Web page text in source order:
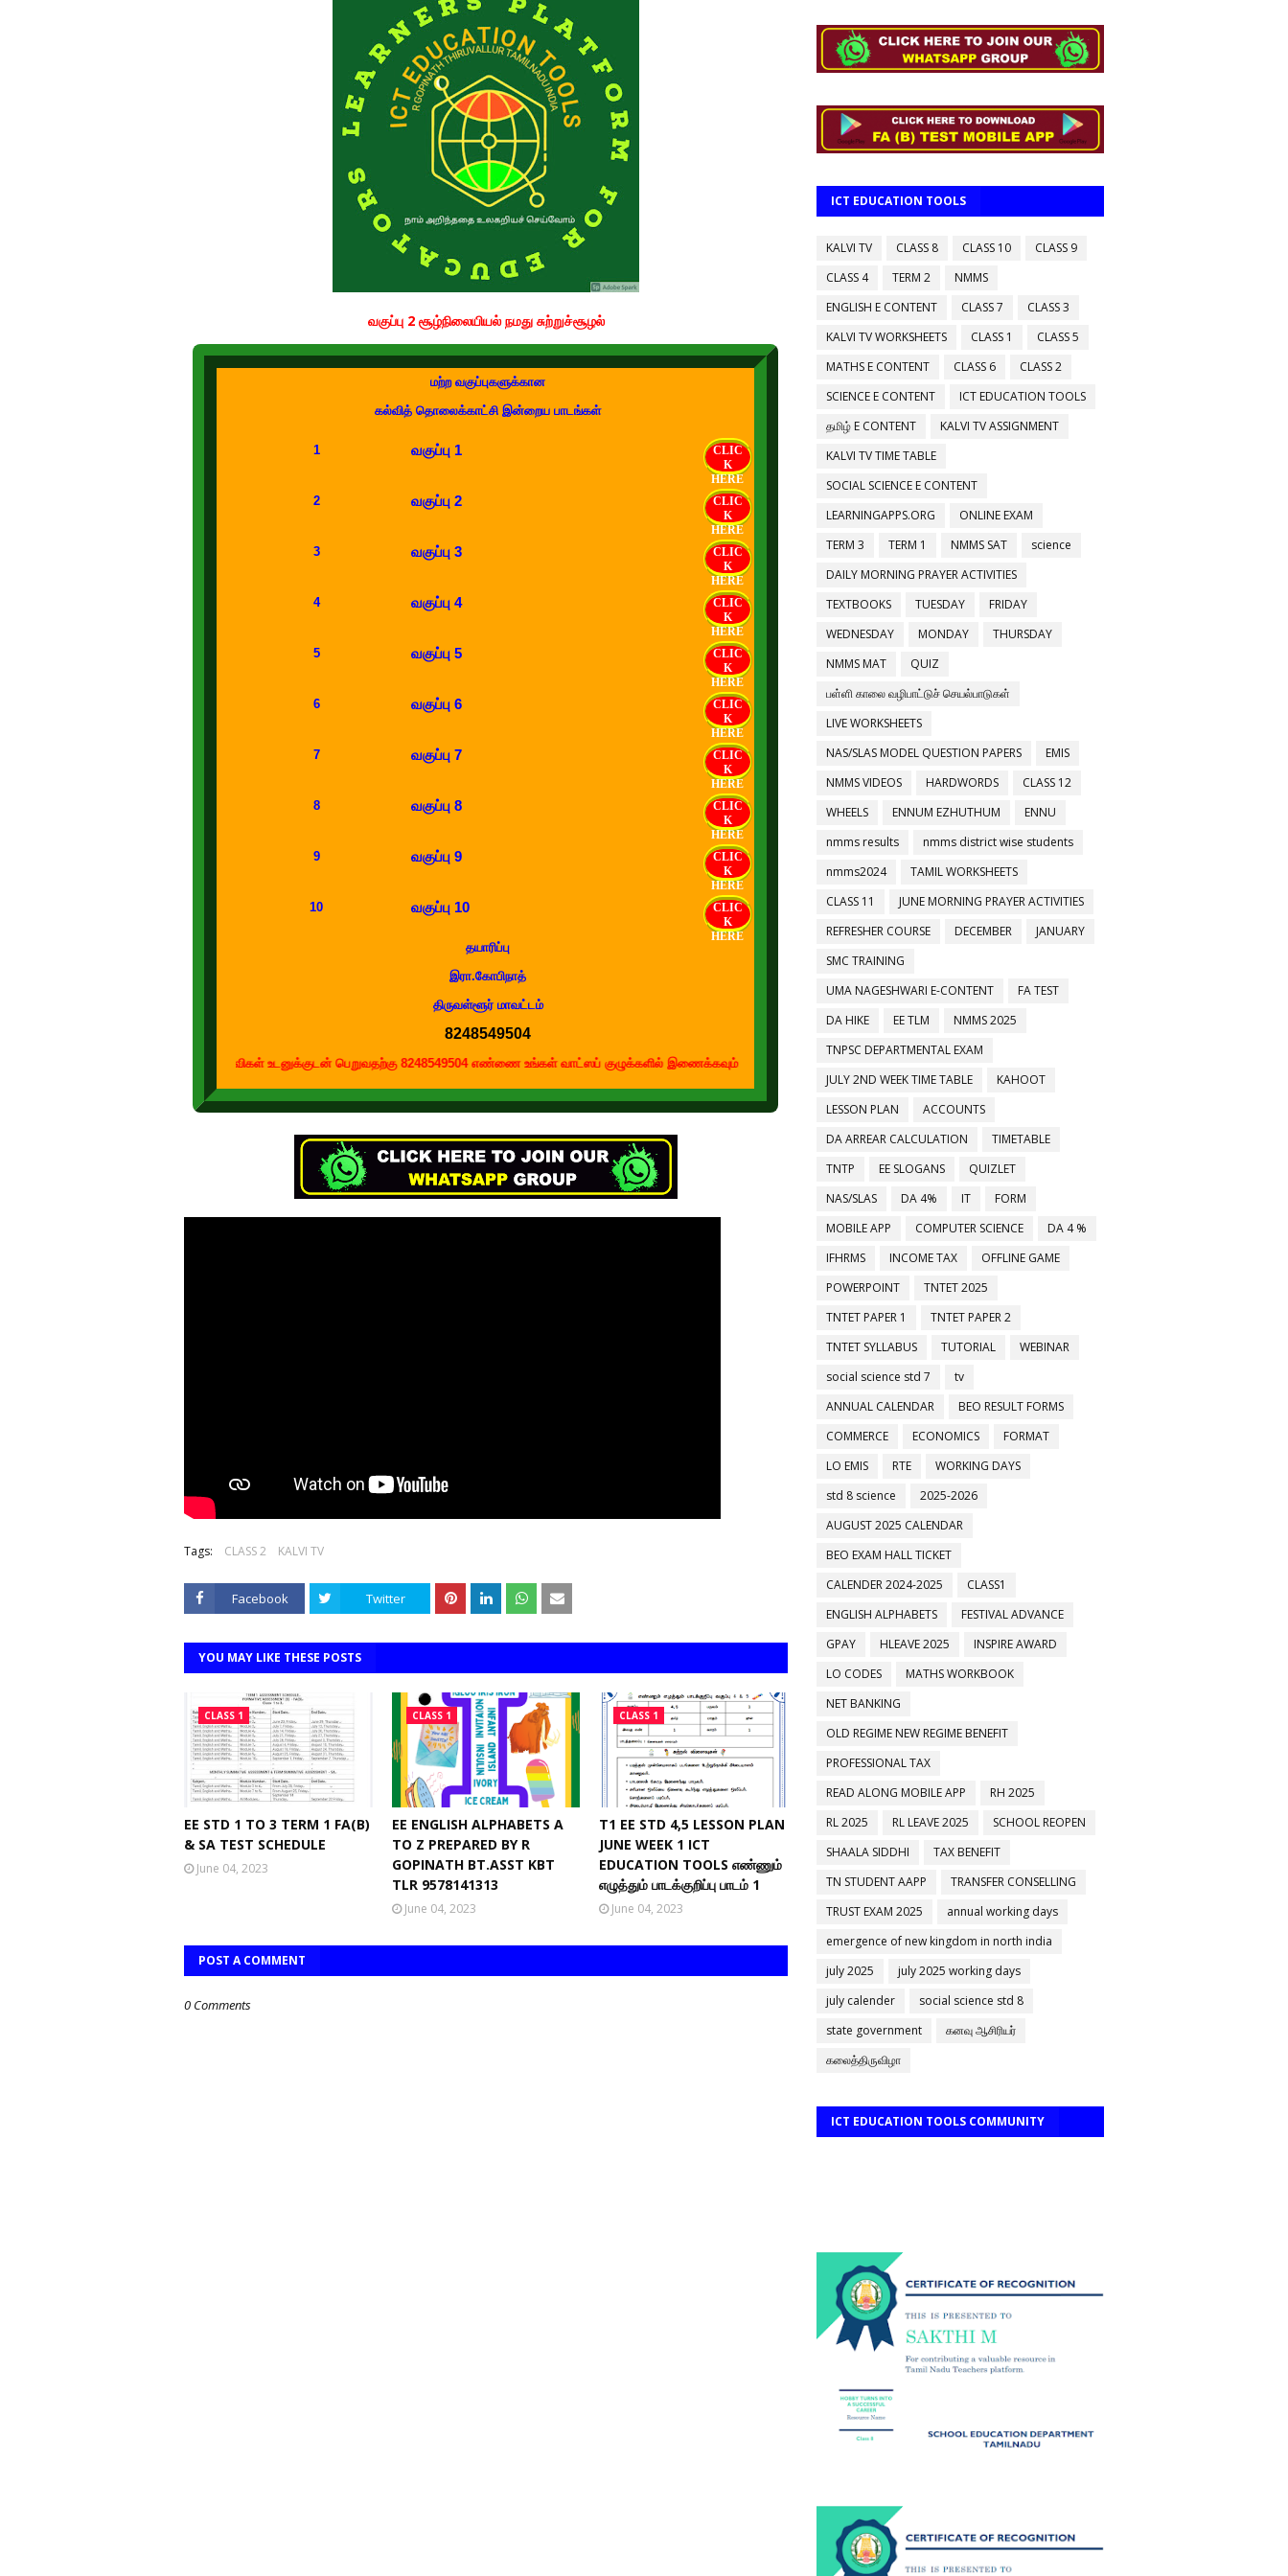
வகுப்பு 2 சூழ்நிலையியல் நமது சுற்றுச்சூழல்
மற்ற வகுப்புகளுக்கான
கல்வித் தொலைக்காட்சி இன்றைய பாடங்கள்
1 வகுப்பு 1
CLIC
K
HERE
2 வகுப்பு 2
CLIC
K
HERE
3 வகுப்பு 3
CLIC
K
HERE
4 வகுப்பு 4
CLIC
K
HERE
5 வகுப்பு 5
CLIC
K
HERE
6 வகுப்பு 6
CLIC
K
HERE
7 வகுப்பு 7
CLIC
K
HERE
8 வகுப்பு 8
CLIC
K
HERE
9 வகுப்பு 9
CLIC
K
HERE
10 வகுப்பு 10
CLIC
K
HERE
தயாரிப்பு
இரா.கோபிநாத்
திருவள்ளூர் மாவட்டம்
8248549504
கற்றல் கற்பித்தல் துணைக்கருவிகள் உடனுக்குடன் பெறுவதற்கு 8248549504 எண்ணை உங்கள் வாட்ஸப் குழுக்களில் இணைக்கவும்
Tags: CLASS 2 KALVI TV
Facebook Twitter
YOU MAY LIKE THESE POSTS
CLASS 1
EE STD 1 TO 3 TERM 1 FA(B)
& SA TEST SCHEDULE
June 04, 2023
CLASS 1
EE ENGLISH ALPHABETS A
TO Z PREPARED BY R
GOPINATH BT.ASST KBT
TLR 9578141313
June 04, 2023
CLASS 1
T1 EE STD 4,5 LESSON PLAN
JUNE WEEK 1 ICT
EDUCATION TOOLS எண்ணும்
எழுத்தும் பாடக்குறிப்பு பாடம் 1
June 04, 2023
POST A COMMENT
0 Comments
ICT EDUCATION TOOLS
KALVI TV CLASS 8 CLASS 10
CLASS 9
CLASS 4
TERM 2
NMMS
ENGLISH E CONTENT
CLASS 7
CLASS 3
KALVI TV WORKSHEETS
CLASS 1
CLASS 5
MATHS E CONTENT
CLASS 6
CLASS 2
SCIENCE E CONTENT
ICT EDUCATION TOOLS
தமிழ் E CONTENT
KALVI TV ASSIGNMENT
KALVI TV TIME TABLE
SOCIAL SCIENCE E CONTENT
LEARNINGAPPS.ORG
ONLINE EXAM
TERM 3
TERM 1 NMMS SAT
science
DAILY MORNING PRAYER ACTIVITIES
TEXTBOOKS
TUESDAY
FRIDAY
WEDNESDAY
MONDAY
THURSDAY
NMMS MAT
QUIZ
பள்ளி காலை வழிபாட்டுச் செயல்பாடுகள்
LIVE WORKSHEETS
NAS/SLAS MODEL QUESTION PAPERS
EMIS
NMMS VIDEOS
HARDWORDS
CLASS 12
WHEELS
ENNUM EZHUTHUM
ENNU
nmms results
nmms district wise students
nmms2024
TAMIL WORKSHEETS
CLASS 11
JUNE MORNING PRAYER ACTIVITIES
REFRESHER COURSE
DECEMBER
JANUARY
SMC TRAINING
UMA NAGESHWARI E-CONTENT
FA TEST
DA HIKE
EE TLM
NMMS 2025
TNPSC DEPARTMENTAL EXAM
JULY 2ND WEEK TIME TABLE
KAHOOT
LESSON PLAN
ACCOUNTS
DA ARREAR CALCULATION
TIMETABLE
TNTP
EE SLOGANS
QUIZLET
NAS/SLAS
DA 4% IT
FORM
MOBILE APP
COMPUTER SCIENCE
DA 4 %
IFHRMS
INCOME TAX
OFFLINE GAME
POWERPOINT
TNTET 2025
TNTET PAPER 1
TNTET PAPER 2
TNTET SYLLABUS
TUTORIAL
WEBINAR
social science std 7
tv
ANNUAL CALENDAR
BEO RESULT FORMS
COMMERCE
ECONOMICS
FORMAT
LO EMIS
RTE
WORKING DAYS
std 8 science
2025-2026
AUGUST 2025 CALENDAR
BEO EXAM HALL TICKET
CALENDER 2024-2025
CLASS1
ENGLISH ALPHABETS
FESTIVAL ADVANCE
GPAY
HLEAVE 2025
INSPIRE AWARD
LO CODES
MATHS WORKBOOK
NET BANKING
OLD REGIME NEW REGIME BENEFIT
PROFESSIONAL TAX
READ ALONG MOBILE APP
RH 2025
RL 2025
RL LEAVE 2025
SCHOOL REOPEN
SHAALA SIDDHI
TAX BENEFIT
TN STUDENT AAPP
TRANSFER CONSELLING
TRUST EXAM 2025
annual working days
emergence of new kingdom in north india
july 2025
july 2025 working days
july calender
social science std 8
state government
கனவு ஆசிரியர்
கலைத்திருவிழா
ICT EDUCATION TOOLS COMMUNITY